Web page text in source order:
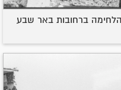
הלחימה ברחובות באר שבע